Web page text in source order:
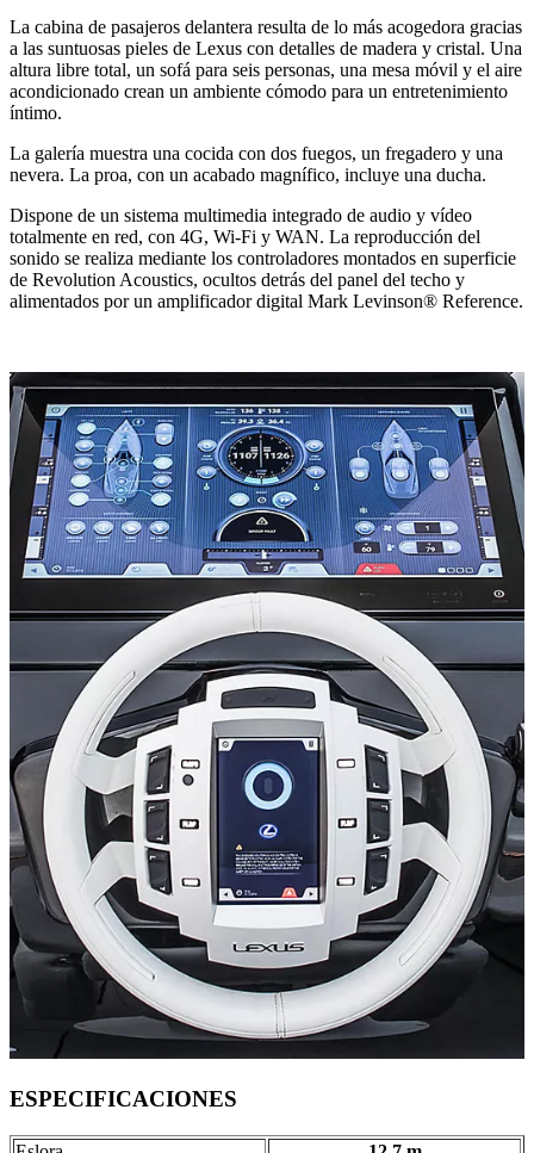
La cabina de pasajeros delantera resulta de lo más acogedora gracias
a las suntuosas pieles de Lexus con detalles de madera y cristal. Una
altura libre total, un sofá para seis personas, una mesa móvil y el aire
acondicionado crean un ambiente cómodo para un entretenimiento
íntimo.
La galería muestra una cocida con dos fuegos, un fregadero y una
nevera. La proa, con un acabado magnífico, incluye una ducha.
Dispone de un sistema multimedia integrado de audio y vídeo
totalmente en red, con 4G, Wi-Fi y WAN. La reproducción del
sonido se realiza mediante los controladores montados en superficie
de Revolution Acoustics, ocultos detrás del panel del techo y
alimentados por un amplificador digital Mark Levinson® Reference.
ESPECIFICACIONES